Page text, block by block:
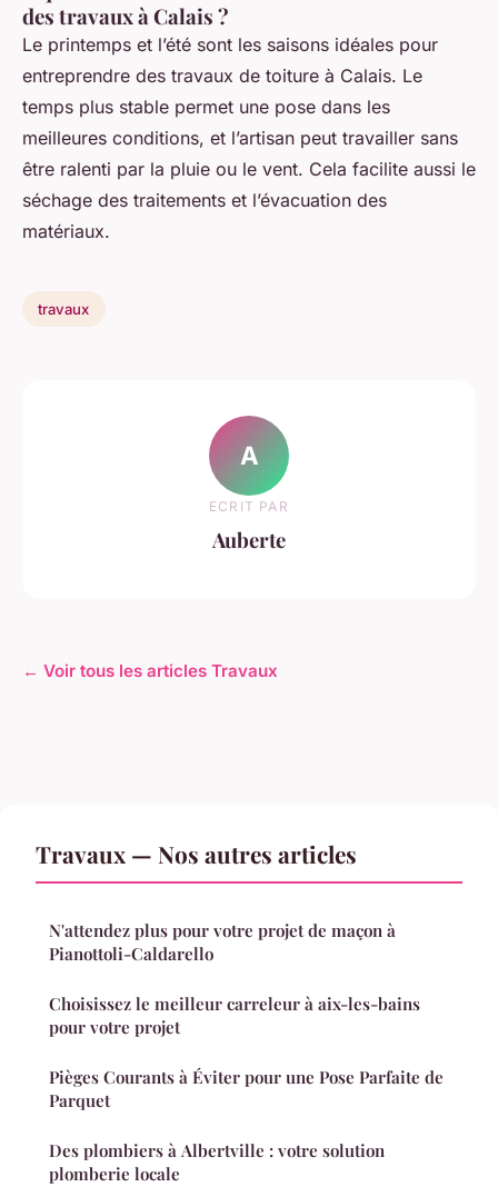
des travaux à Calais ?
Le printemps et l’été sont les saisons idéales pour
entreprendre des travaux de toiture à Calais. Le
temps plus stable permet une pose dans les
meilleures conditions, et l’artisan peut travailler sans
être ralenti par la pluie ou le vent. Cela facilite aussi le
séchage des traitements et l’évacuation des
matériaux.
travaux
A
ECRIT PAR
Auberte
← Voir tous les articles Travaux
Travaux — Nos autres articles
N'attendez plus pour votre projet de maçon à
Pianottoli-Caldarello
Choisissez le meilleur carreleur à aix-les-bains
pour votre projet
Pièges Courants à Éviter pour une Pose Parfaite de
Parquet
Des plombiers à Albertville : votre solution
plomberie locale